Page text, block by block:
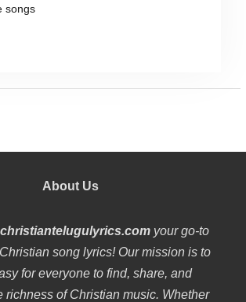
songs
About Us
christiantelugulyrics.com your go-to
song lyrics! Our mission is to
for everyone to find, share, and
richness of Christian music. Whether